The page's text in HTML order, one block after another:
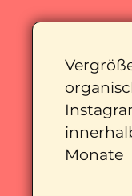
Monate